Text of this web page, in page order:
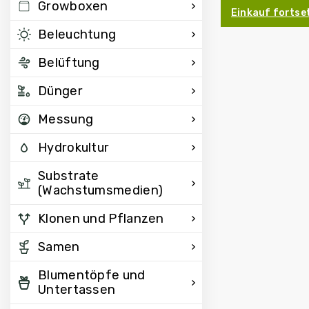
Growboxen
Beleuchtung
Belüftung
Dünger
Messung
Hydrokultur
Substrate
(Wachstumsmedien)
Klonen und Pflanzen
Samen
Blumentöpfe und
Untertassen
Einkauf